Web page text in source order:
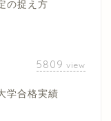
の捉え方
5809 view
学合格実績